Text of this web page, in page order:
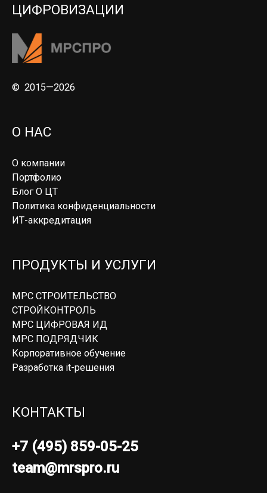
ЦИФРОВИЗАЦИИ
© 2015—2026
О НАС
О компании
Портфолио
Блог О ЦТ
Политика конфиденциальности
ИТ-аккредитация
ПРОДУКТЫ И УСЛУГИ
МРС СТРОИТЕЛЬСТВО
СТРОЙКОНТРОЛЬ
МРС ЦИФРОВАЯ ИД
МРС ПОДРЯДЧИК
Корпоративное обучение
Разработка it-решения
КОНТАКТЫ
+7 (495) 859-05-25
team@mrspro.ru